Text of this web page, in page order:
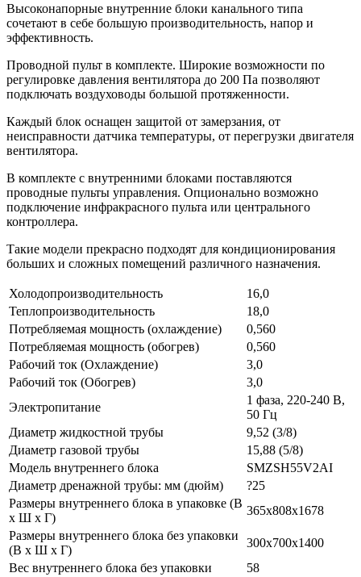
Высоконапорные внутренние блоки канального типа
сочетают в себе большую производительность, напор и
эффективность.
Проводной пульт в комплекте. Широкие возможности по
регулировке давления вентилятора до 200 Па позволяют
подключать воздуховоды большой протяженности.
Каждый блок оснащен защитой от замерзания, от
неисправности датчика температуры, от перегрузки двигателя
вентилятора.
В комплекте с внутренними блоками поставляются
проводные пульты управления. Опционально возможно
подключение инфракрасного пульта или центрального
контроллера.
Такие модели прекрасно подходят для кондиционирования
больших и сложных помещений различного назначения.
Холодопроизводительность
16,0
Теплопроизводительность
18,0
Потребляемая мощность (охлаждение)
0,560
Потребляемая мощность (обогрев)
0,560
Рабочий ток (Охлаждение)
3,0
Рабочий ток (Обогрев)
3,0
Электропитание
1 фаза, 220-240 В,
50 Гц
Диаметр жидкостной трубы
9,52 (3/8)
Диаметр газовой трубы
15,88 (5/8)
Модель внутреннего блока
SMZSH55V2AI
Диаметр дренажной трубы: мм (дюйм)
?25
Размеры внутреннего блока в упаковке (В
х Ш х Г)
365х808х1678
Размеры внутреннего блока без упаковки
(В х Ш х Г)
300х700х1400
Вес внутреннего блока без упаковки
58